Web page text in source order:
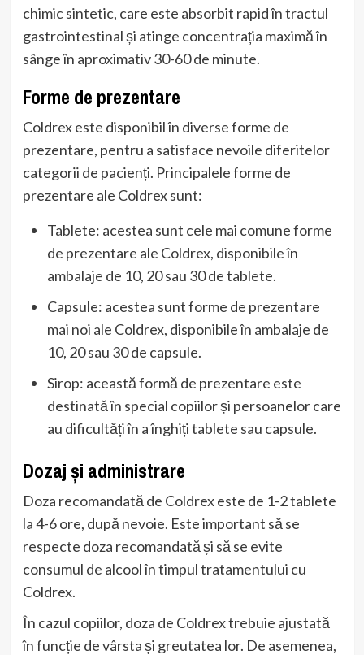
chimic sintetic, care este absorbit rapid în tractul
gastrointestinal și atinge concentrația maximă în
sânge în aproximativ 30-60 de minute.
Forme de prezentare
Coldrex este disponibil în diverse forme de
prezentare, pentru a satisface nevoile diferitelor
categorii de pacienți. Principalele forme de
prezentare ale Coldrex sunt:
Tablete: acestea sunt cele mai comune forme
de prezentare ale Coldrex, disponibile în
ambalaje de 10, 20 sau 30 de tablete.
Capsule: acestea sunt forme de prezentare
mai noi ale Coldrex, disponibile în ambalaje de
10, 20 sau 30 de capsule.
Sirop: această formă de prezentare este
destinată în special copiilor și persoanelor care
au dificultăți în a înghiți tablete sau capsule.
Dozaj și administrare
Doza recomandată de Coldrex este de 1-2 tablete
la 4-6 ore, după nevoie. Este important să se
respecte doza recomandată și să se evite
consumul de alcool în timpul tratamentului cu
Coldrex.
În cazul copiilor, doza de Coldrex trebuie ajustată
în funcție de vârsta și greutatea lor. De asemenea,